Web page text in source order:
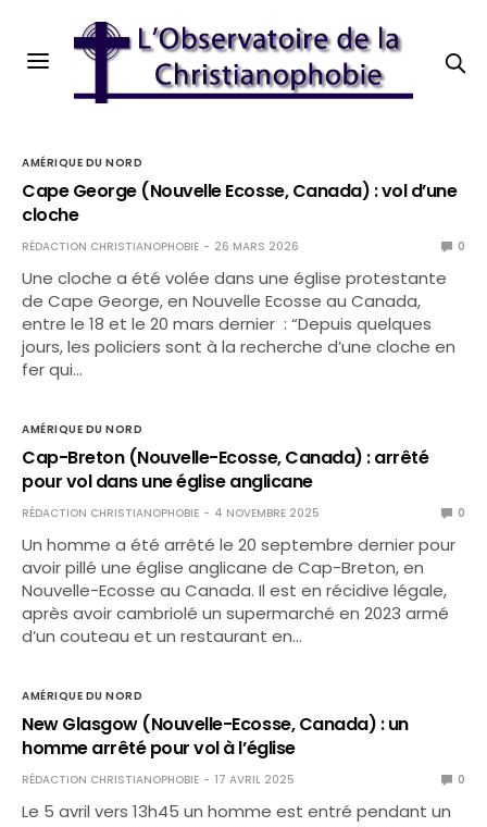
AMÉRIQUE DU NORD
Cape George (Nouvelle Ecosse, Canada) : vol d’une
cloche
RÉDACTION CHRISTIANOPHOBIE 26 MARS 2026 0
Une cloche a été volée dans une église protestante
de Cape George, en Nouvelle Ecosse au Canada,
entre le 18 et le 20 mars dernier : “Depuis quelques
jours, les policiers sont à la recherche d’une cloche en
fer qui…
AMÉRIQUE DU NORD
Cap-Breton (Nouvelle-Ecosse, Canada) : arrêté
pour vol dans une église anglicane
RÉDACTION CHRISTIANOPHOBIE 4 NOVEMBRE 2025 0
Un homme a été arrêté le 20 septembre dernier pour
avoir pillé une église anglicane de Cap-Breton, en
Nouvelle-Ecosse au Canada. Il est en récidive légale,
après avoir cambriolé un supermarché en 2023 armé
d’un couteau et un restaurant en…
AMÉRIQUE DU NORD
New Glasgow (Nouvelle-Ecosse, Canada) : un
homme arrêté pour vol à l’église
RÉDACTION CHRISTIANOPHOBIE 17 AVRIL 2025 0
Le 5 avril vers 13h45 un homme est entré pendant un